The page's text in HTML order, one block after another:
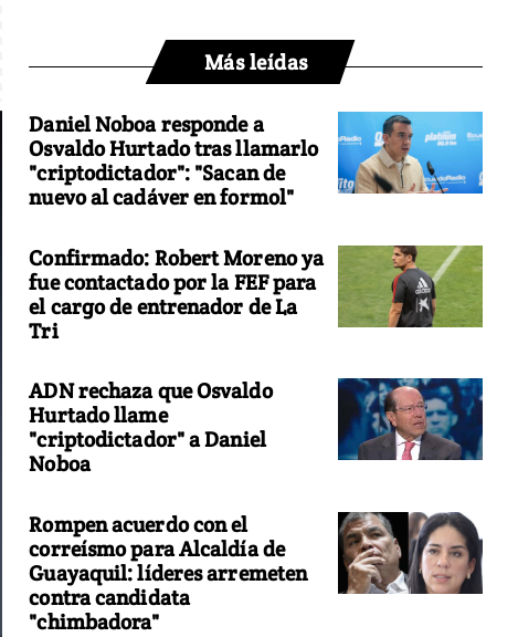
Más leídas
Daniel Noboa responde a
Osvaldo Hurtado tras llamarlo
"criptodictador": "Sacan de
nuevo al cadáver en formol"
Confirmado: Robert Moreno ya
fue contactado por la FEF para
el cargo de entrenador de La
Tri
ADN rechaza que Osvaldo
Hurtado llame
"criptodictador" a Daniel
Noboa
Rompen acuerdo con el
correísmo para Alcaldía de
Guayaquil: líderes arremeten
contra candidata
"chimbadora"